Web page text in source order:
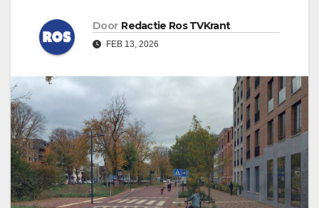
Door Redactie Ros TVKrant
FEB 13, 2026